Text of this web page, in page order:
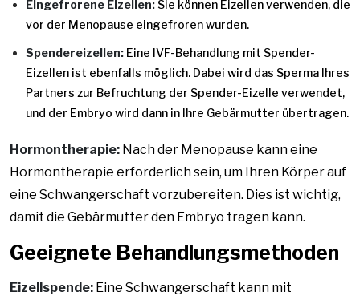
Eingefrorene Eizellen: Sie können Eizellen verwenden, die
vor der Menopause eingefroren wurden.
Spendereizellen: Eine IVF-Behandlung mit Spender-
Eizellen ist ebenfalls möglich. Dabei wird das Sperma Ihres
Partners zur Befruchtung der Spender-Eizelle verwendet,
und der Embryo wird dann in Ihre Gebärmutter übertragen.
Hormontherapie: Nach der Menopause kann eine
Hormontherapie erforderlich sein, um Ihren Körper auf
eine Schwangerschaft vorzubereiten. Dies ist wichtig,
damit die Gebärmutter den Embryo tragen kann.
Geeignete Behandlungsmethoden
Eizellspende: Eine Schwangerschaft kann mit